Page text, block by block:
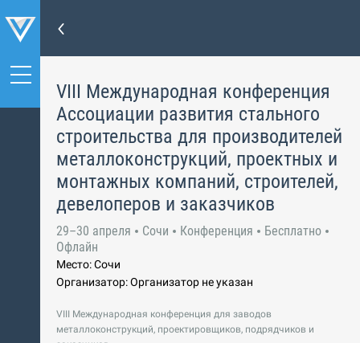
VIII Международная конференция
Ассоциации развития стального
строительства для производителей
металлоконструкций, проектных и
монтажных компаний, строителей,
девелоперов и заказчиков
29–30 апреля Сочи Конференция
Бесплатно
Офлайн
Место: Сочи
Организатор: Организатор не указан
VIII Международная конференция для заводов
металлоконструкций, проектировщиков, подрядчиков и